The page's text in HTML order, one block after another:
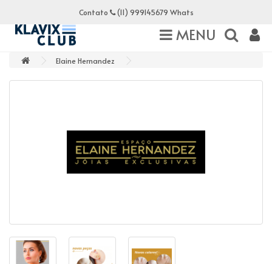
Contato (11) 999145679 Whats
MENU
Elaine Hernandez